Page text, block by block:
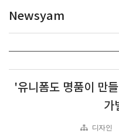
Newsyam
'유니폼도 명품이 만
가
디자인